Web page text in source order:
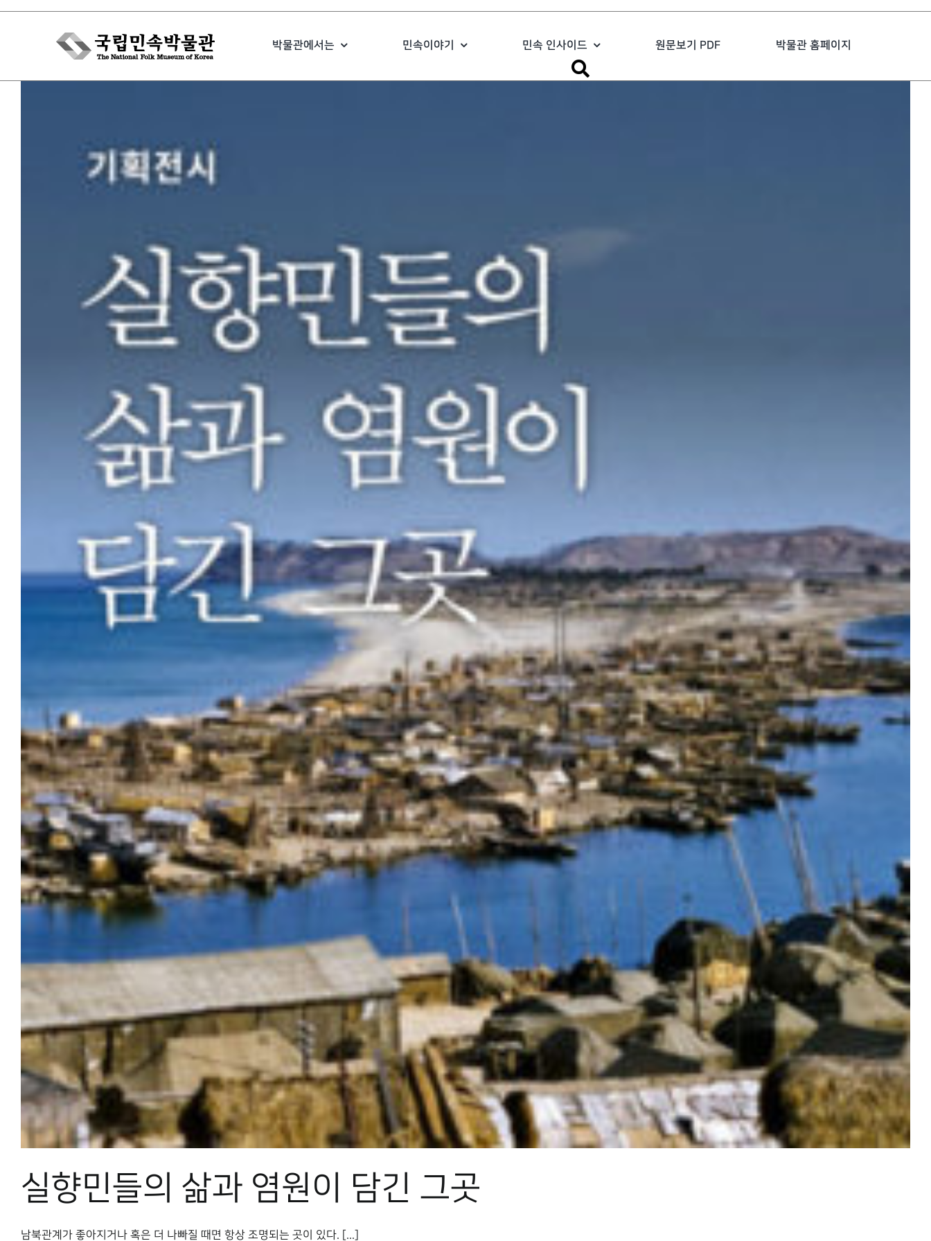
Skip
박물관에서는 민속이야기 민속 인사이드 원문보기 PDF 박물관 홈페이지
실향민들의 삶과 염원이 담긴 그곳
남북관계가 좋아지거나 혹은 더 나빠질 때면 항상 조명되는 곳이 있다. [...]